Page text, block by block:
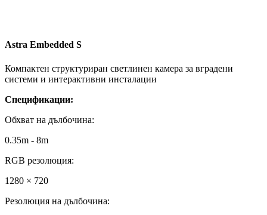
Astra Embedded S
Компактен структуриран светлинен камера за вградени
системи и интерактивни инсталации
Спецификации:
Обхват на дълбочина:
0.35m - 8m
RGB резолюция:
1280 × 720
Резолюция на дълбочина: